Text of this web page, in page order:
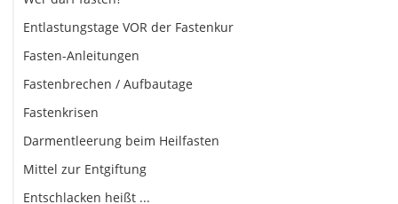
Entlastungstage VOR der Fastenkur
Fasten-Anleitungen
Fastenbrechen / Aufbautage
Fastenkrisen
Darmentleerung beim Heilfasten
Mittel zur Entgiftung
Entschlacken heißt ...